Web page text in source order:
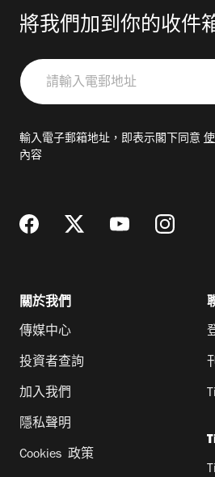
將我們加到你的收件
請
輸
郵
輸入電子郵箱地址，即表示閣下同意
內容
關於我們
傳媒中心
投資者查詢
加入我們
隱私聲明
Cookies 政策